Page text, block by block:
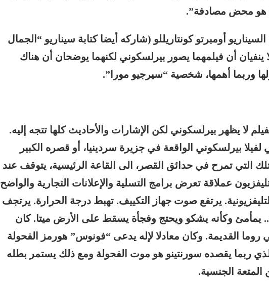
هو محض مصادفة”.
أومبرتو كونتاريللو (شاركه أيضا كتابة سيناريو “الجمال
لا ينفيان أن فيلمهما يصور بيرلسكوني لكنهما يوضحان أن هناك
وربما أهمها، شخصية “سيرجيو مورا”.
لا يظهر بيرلسكوني لكن الإشارات والأحاديث كلها تتجه إليه.
لفيلا بيرلسكوني الواقعة في جزيرة سردينيا، أو قصره الكبير
التي تمرح في حدائق القصر، الى القاعة الرئيسية، يتوقف عند
عملاقة تعرض برامج التسلية والإعلانات التجارية والواضح
يرتفع صوت جهاز التكييف. تهبط درجة الحرارة. يرتجف
يمأمئ وكأنه يشكو ويحتج وفجأة يسقط على الأرض ميتا. كان
روما القديمة. وكان معادلا لإله يدعى “فونوس” هورمز الفحولة
ربما يقصده سورنتينو هو موت الفحولة ومع ذلك يستمر بطله
الجنسية.